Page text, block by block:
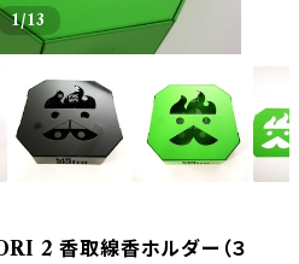
1/13
2 香取線香ホルダー（３